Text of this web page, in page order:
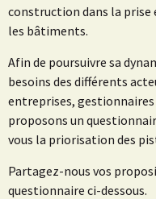
construction dans la prise
les bâtiments.
Afin de poursuivre sa
besoins des différents
entreprises,
proposons un
vous la priorisation des
Partagez-nous vos
questionnaire ci-dessous.